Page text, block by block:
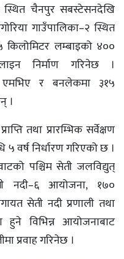
स्थित चैनपुर सबस्टेसनदेखि
गाउँपालिका–२ स्थित
किलोमिटर लम्बाइको ४००
निर्माण गरिनेछ ।
एमभिए र बनलेकमा ३१५
।
तथा प्रारम्भिक सर्वेक्षण
वर्ष निर्धारण गरिएको छ ।
पश्चिम सेती जलविद्युत्
नदी–६ आयोजना, १७०
सेती नदी प्रणाली तथा
विभिन्न आयोजनाबाट
प्रवाह गरिनेछ ।